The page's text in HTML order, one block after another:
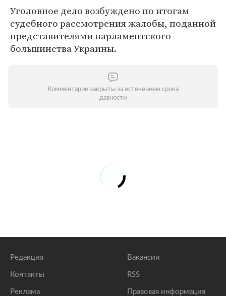
Уголовное дело возбуждено по итогам
судебного рассмотрения жалобы, поданной
представителями парламентского
большинства Украины.
Комментарии закрыты за истечением срока
давности
Редакция
Контакты
Реклама
Вакансии
RSS
Правовая информация